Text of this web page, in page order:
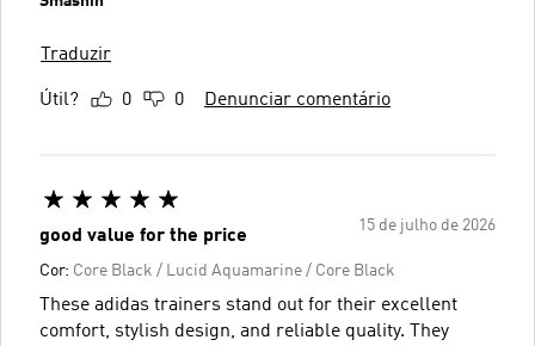
Traduzir
Útil? 0 0 Denunciar comentário
15 de julho de 2026
good value for the price
Cor: Core Black / Lucid Aquamarine / Core Black
These adidas trainers stand out for their excellent
comfort, stylish design, and reliable quality. They